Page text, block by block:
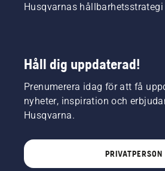
Husqvarnas hållbarhetsstrategi
Håll dig uppdaterad!
Prenumerera idag för att få
nyheter, inspiration och
Husqvarna.
PRIVATPERSON